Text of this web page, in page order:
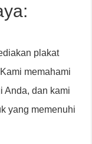
plakat
memahami
Anda, dan kami
yang memenuhi